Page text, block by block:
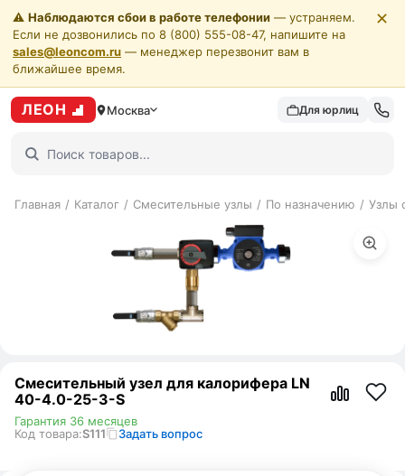
⚠️ Наблюдаются сбои в работе телефонии — устраняем.
Если не дозвонились по 8 (800) 555-08-47, напишите на
sales@leoncom.ru — менеджер перезвонит вам в
ближайшее время.
✕
ЛЕОН Москва Для юрлиц
Главная / Каталог / Смесительные узлы / По назначению / Узлы
Смесительный узел для калорифера LN
40-4.0-25-3-S
Код товара:S111 Задать вопрос
Гарантия 36 месяцев